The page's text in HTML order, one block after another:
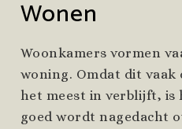
Wonen
Woonkamers vormen
woning. Omdat dit vaak
het meest in verblijft, is
goed wordt nagedacht